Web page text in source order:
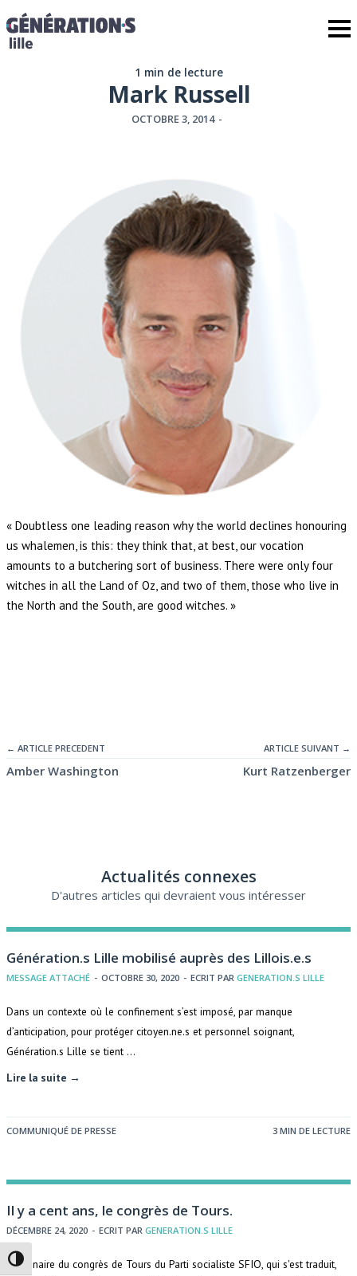
Passer en contraste élevé
1 min de lecture
Mark Russell
OCTOBRE 3, 2014 -
« Doubtless one leading reason why the world declines honouring
us whalemen, is this: they think that, at best, our vocation
amounts to a butchering sort of business. There were only four
witches in all the Land of Oz, and two of them, those who live in
the North and the South, are good witches. »
← ARTICLE PRECEDENT
Amber Washington
ARTICLE SUIVANT →
Kurt Ratzenberger
Actualités connexes
D'autres articles qui devraient vous intéresser
Génération.s Lille mobilisé auprès des Lillois.e.s
MESSAGE ATTACHÉ - OCTOBRE 30, 2020 - ECRIT PAR GENERATION.S LILLE
Dans un contexte où le confinement s’est imposé, par manque
d’anticipation, pour protéger citoyen.ne.s et personnel soignant,
Génération.s Lille se tient …
Lire la suite →
COMMUNIQUÉ DE PRESSE 3 MIN DE LECTURE
Il y a cent ans, le congrès de Tours.
DÉCEMBRE 24, 2020 - ECRIT PAR GENERATION.S LILLE
Centenaire du congrès de Tours du Parti socialiste SFIO, qui s'est traduit,